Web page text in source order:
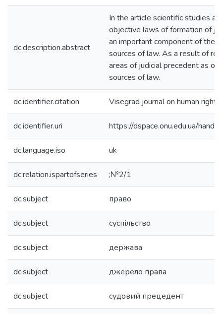
dc.description.abstract
In the article scientific studies
objective laws of formation of
an important component of the
sources of law. As a result of
areas of judicial precedent as
sources of law.
dc.identifier.citation Visegrad journal on human
dc.identifier.uri https://dspace.onu.edu.ua/
dc.language.iso uk
dc.relation.ispartofseries ;№2/1
dc.subject право
dc.subject суспільство
dc.subject держава
dc.subject джерело права
dc.subject судовий прецедент